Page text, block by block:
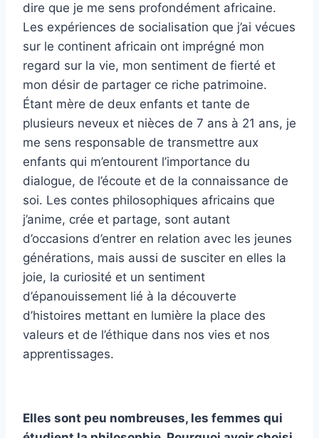
dire que je me sens profondément africaine.
Les expériences de socialisation que j’ai vécues
sur le continent africain ont imprégné mon
regard sur la vie, mon sentiment de fierté et
mon désir de partager ce riche patrimoine.
Étant mère de deux enfants et tante de
plusieurs neveux et nièces de 7 ans à 21 ans, je
me sens responsable de transmettre aux
enfants qui m’entourent l’importance du
dialogue, de l’écoute et de la connaissance de
soi. Les contes philosophiques africains que
j’anime, crée et partage, sont autant
d’occasions d’entrer en relation avec les jeunes
générations, mais aussi de susciter en elles la
joie, la curiosité et un sentiment
d’épanouissement lié à la découverte
d’histoires mettant en lumière la place des
valeurs et de l’éthique dans nos vies et nos
apprentissages.
Elles sont peu nombreuses, les femmes qui